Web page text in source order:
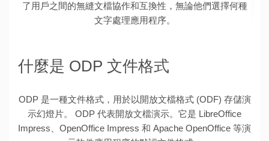
了用戶之間的無縫文檔協作和互換性，無論他們選擇何種
文字處理應用程序。
什麼是 ODP 文件格式
ODP 是一種文件格式，用於以開放文檔格式 (ODF) 存儲演
示幻燈片。 ODP 代表開放文檔演示。它是 LibreOffice
Impress、OpenOffice Impress 和 Apache OpenOffice 等演